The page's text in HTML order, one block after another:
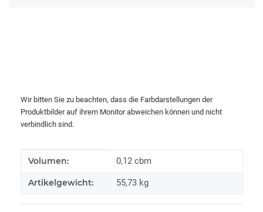
Wir bitten Sie zu beachten, dass die Farbdarstellungen der
Produktbilder auf ihrem Monitor abweichen können und nicht
verbindlich sind.
Produkteigenschaft
Wert
Volumen: 0,12 cbm
Artikelgewicht: 55,73 kg